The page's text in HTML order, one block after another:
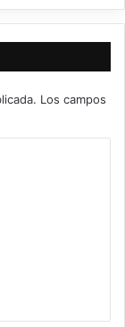
Los campos